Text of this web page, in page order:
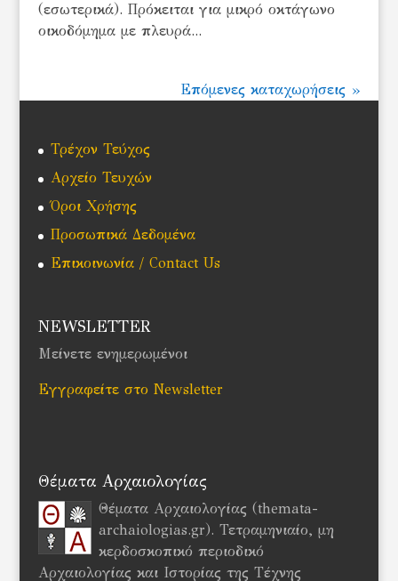
(εσωτερικά). Πρόκειται για μικρό οκτάγωνο
οικοδόμημα με πλευρά...
Επόμενες καταχωρήσεις »
Τρέχον Τεύχος
Αρχείο Τευχών
Όροι Χρήσης
Προσωπικά Δεδομένα
Επικοινωνία / Contact Us
NEWSLETTER
Μείνετε ενημερωμένοι
Εγγραφείτε στο Newsletter
Θέματα Αρχαιολογίας
Θέματα Αρχαιολογίας (themata-
archaiologias.gr). Τετραμηνιαίο, μη
κερδοσκοπικό περιοδικό
Αρχαιολογίας και Ιστορίας της Τέχνης